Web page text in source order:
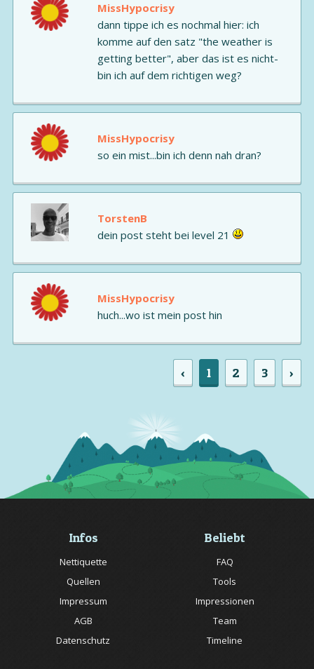
MissHypocrisy
dann tippe ich es nochmal hier: ich
komme auf den satz "the weather is
getting better", aber das ist es nicht-
bin ich auf dem richtigen weg?
MissHypocrisy
so ein mist...bin ich denn nah dran?
TorstenB
dein post steht bei level 21
MissHypocrisy
huch...wo ist mein post hin
‹ 1 2 3 ›
Infos
Nettiquette
Quellen
Impressum
AGB
Datenschutz
Beliebt
FAQ
Tools
Impressionen
Team
Timeline